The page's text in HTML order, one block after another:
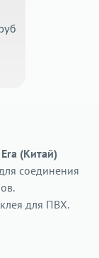
(Китай)
соединения
для ПВХ.